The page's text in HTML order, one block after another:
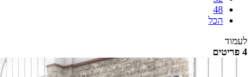
48
הכל
לעמוד
4 פריטים